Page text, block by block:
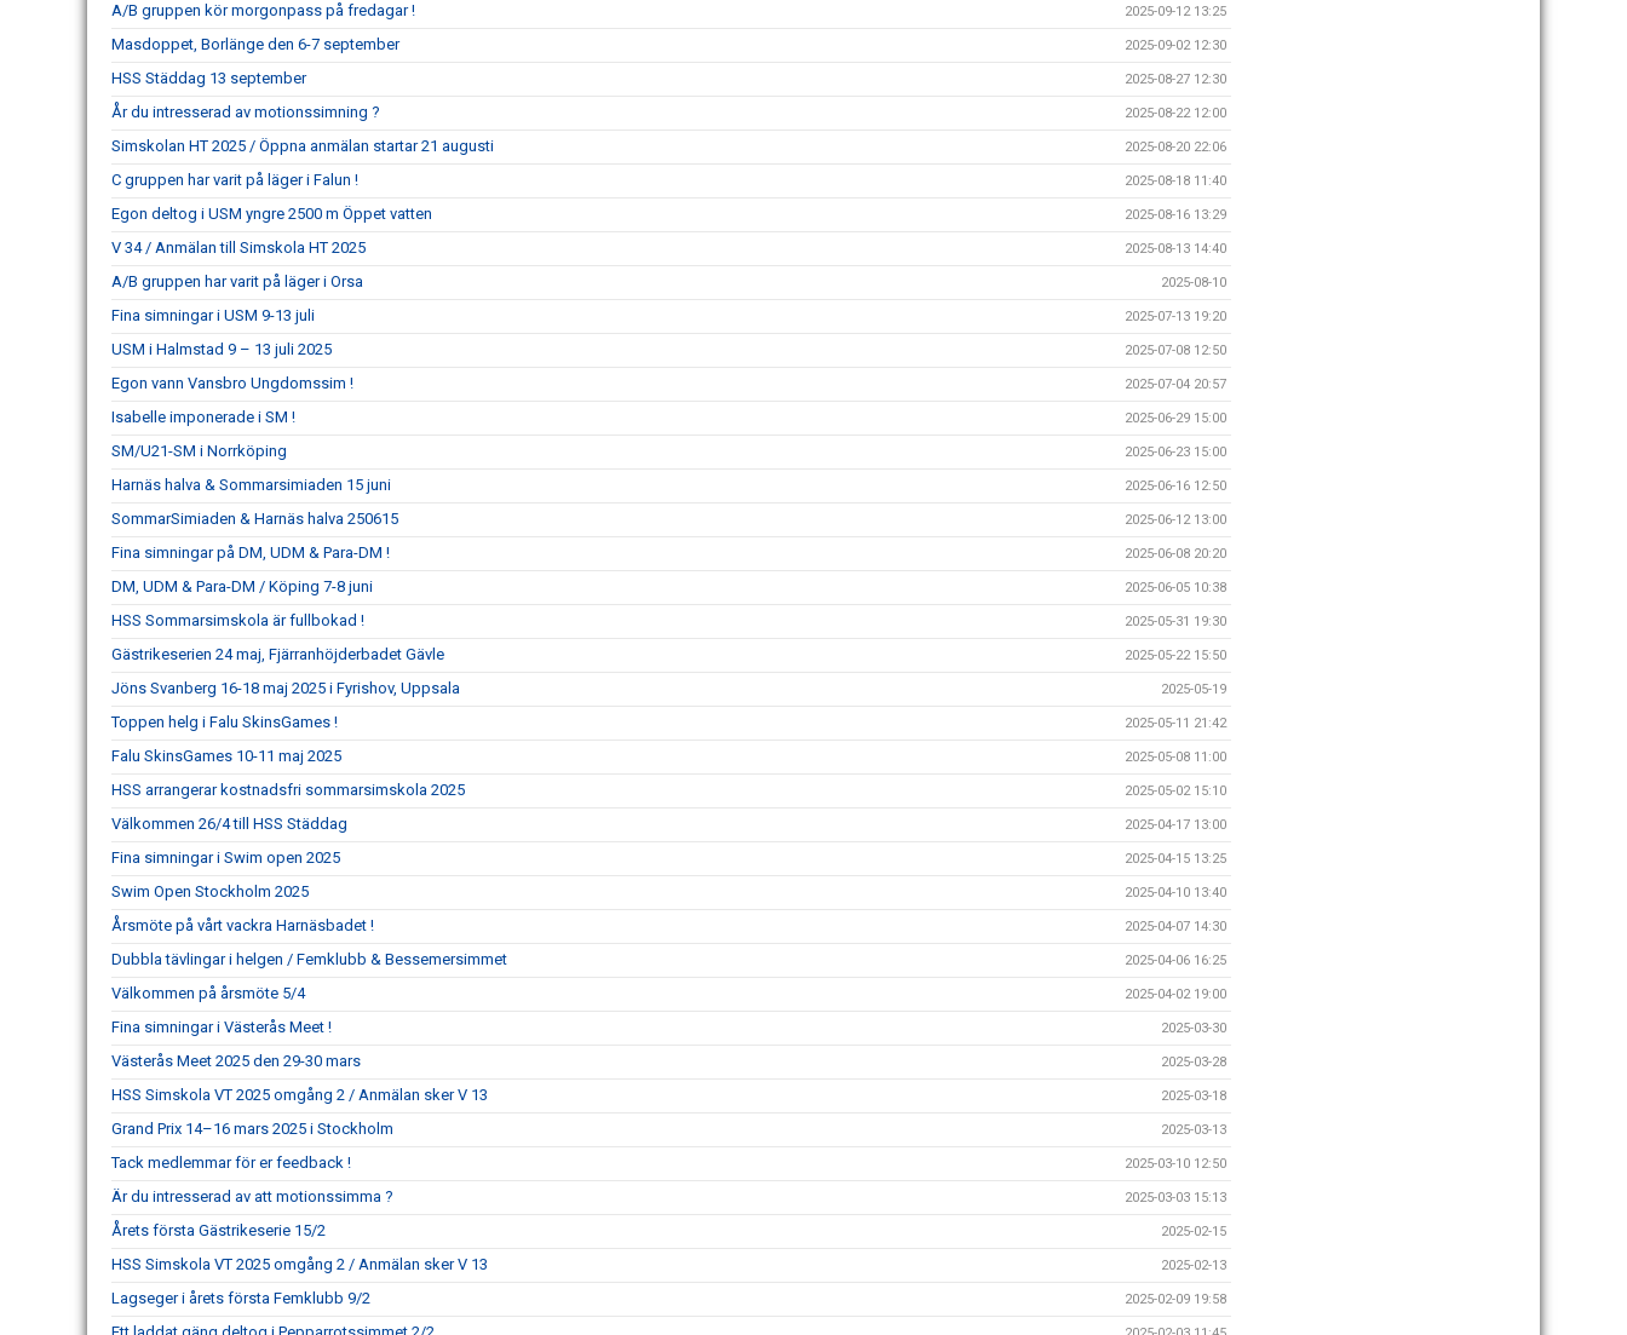
A/B gruppen kör morgonpass på fredagar ! 2025-09-12 13:25
Masdoppet, Borlänge den 6-7 september 2025-09-02 12:30
HSS Städdag 13 september 2025-08-27 12:30
År du intresserad av motionssimning ? 2025-08-22 12:00
Simskolan HT 2025 / Öppna anmälan startar 21 augusti 2025-08-20 22:06
C gruppen har varit på läger i Falun ! 2025-08-18 11:40
Egon deltog i USM yngre 2500 m Öppet vatten 2025-08-16 13:29
V 34 / Anmälan till Simskola HT 2025 2025-08-13 14:40
A/B gruppen har varit på läger i Orsa 2025-08-10
Fina simningar i USM 9-13 juli 2025-07-13 19:20
USM i Halmstad 9 – 13 juli 2025 2025-07-08 12:50
Egon vann Vansbro Ungdomssim ! 2025-07-04 20:57
Isabelle imponerade i SM ! 2025-06-29 15:00
SM/U21-SM i Norrköping 2025-06-23 15:00
Harnäs halva & Sommarsimiaden 15 juni 2025-06-16 12:50
SommarSimiaden & Harnäs halva 250615 2025-06-12 13:00
Fina simningar på DM, UDM & Para-DM ! 2025-06-08 20:20
DM, UDM & Para-DM / Köping 7-8 juni 2025-06-05 10:38
HSS Sommarsimskola är fullbokad ! 2025-05-31 19:30
Gästrikeserien 24 maj, Fjärranhöjderbadet Gävle 2025-05-22 15:50
Jöns Svanberg 16-18 maj 2025 i Fyrishov, Uppsala 2025-05-19
Toppen helg i Falu SkinsGames ! 2025-05-11 21:42
Falu SkinsGames 10-11 maj 2025 2025-05-08 11:00
HSS arrangerar kostnadsfri sommarsimskola 2025 2025-05-02 15:10
Välkommen 26/4 till HSS Städdag 2025-04-17 13:00
Fina simningar i Swim open 2025 2025-04-15 13:25
Swim Open Stockholm 2025 2025-04-10 13:40
Årsmöte på vårt vackra Harnäsbadet ! 2025-04-07 14:30
Dubbla tävlingar i helgen / Femklubb & Bessemersimmet 2025-04-06 16:25
Välkommen på årsmöte 5/4 2025-04-02 19:00
Fina simningar i Västerås Meet ! 2025-03-30
Västerås Meet 2025 den 29-30 mars 2025-03-28
HSS Simskola VT 2025 omgång 2 / Anmälan sker V 13 2025-03-18
Grand Prix 14–16 mars 2025 i Stockholm 2025-03-13
Tack medlemmar för er feedback ! 2025-03-10 12:50
Är du intresserad av att motionssimma ? 2025-03-03 15:13
Årets första Gästrikeserie 15/2 2025-02-15
HSS Simskola VT 2025 omgång 2 / Anmälan sker V 13 2025-02-13
Lagseger i årets första Femklubb 9/2 2025-02-09 19:58